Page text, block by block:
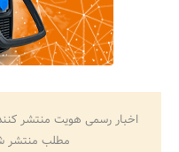
اخبار رسمی هویت منتشر
مطلب منتشر